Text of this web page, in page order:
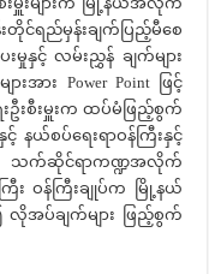
တိုင်ရည်မှန်းချက်ပြည့်မီစေ
နှင့် လမ်းညွှန် ချက်များ
အား Power Point ဖြင့်
းဦးစီးမှူးက ထပ်မံဖြည့်စွက်
နယ်စပ်ရေးရာဝန်ကြီးနှင့်
သက်ဆိုင်ရာကဏ္ဍအလိုက်
း ဝန်ကြီးချုပ်က မြို့နယ်
အပ်ချက်များ ဖြည့်စွက်